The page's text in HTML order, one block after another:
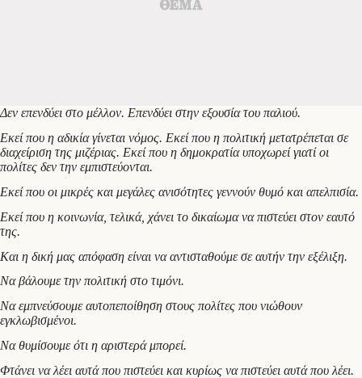
Δεν επενδύει στο μέλλον. Επενδύει στην εξουσία του παλιού.
Εκεί που η αδικία γίνεται νόμος. Εκεί που η πολιτική μετατρέπεται σε
διαχείριση της μιζέριας. Εκεί που η δημοκρατία υποχωρεί γιατί οι
πολίτες δεν την εμπιστεύονται.
Εκεί που οι μικρές και μεγάλες ανισότητες γεννούν θυμό και απελπισία.
Εκεί που η κοινωνία, τελικά, χάνει το δικαίωμα να πιστεύει στον εαυτό
της.
Και η δική μας απόφαση είναι να αντισταθούμε σε αυτήν την εξέλιξη.
Να βάλουμε την πολιτική στο τιμόνι.
Να εμπνεύσουμε αυτοπεποίθηση στους πολίτες που νιώθουν
εγκλωβισμένοι.
Να θυμίσουμε ότι η αριστερά μπορεί.
Φτάνει να λέει αυτά που πιστεύει και κυρίως να πιστεύει αυτά που λέει.